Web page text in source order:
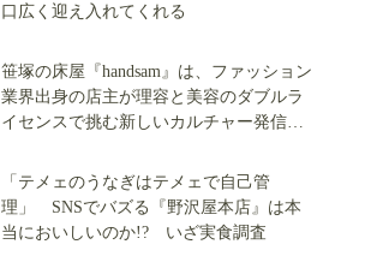
口広く迎え入れてくれる
笹塚の床屋『handsam』は、ファッション
業界出身の店主が理容と美容のダブルラ
イセンスで挑む新しいカルチャー発信基
「テメェのうなぎはテメェで自己管
理」 SNSでバズる『野沢屋本店』は本
当においしいのか!? いざ実食調査